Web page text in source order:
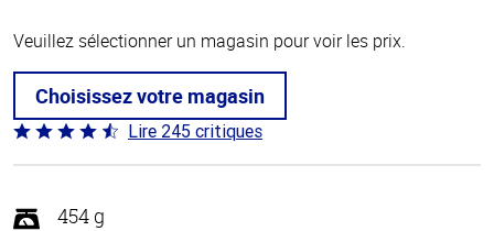
Veuillez sélectionner un magasin pour voir les prix.
Choisissez votre magasin
Coté
4.5 sur
Lire 245 critiques
454 g